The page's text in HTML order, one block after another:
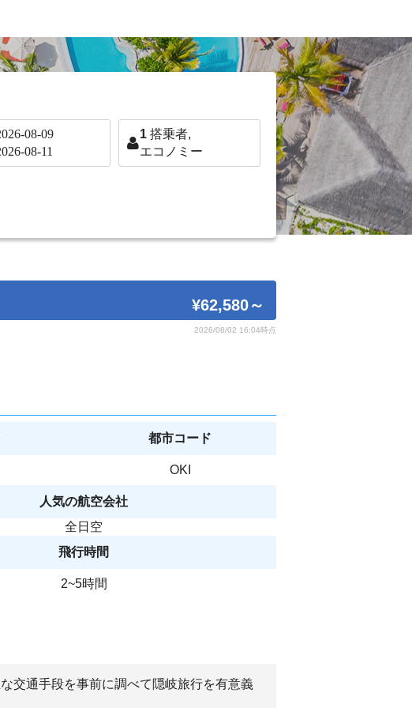
08-09
08-11
1 搭乗者,
エコノミー
¥62,580～
2026/08/02 16:04時点
都市コード
OKI
人気の航空会社
全日空
飛行時間
2~5時間
交通手段を事前に調べて隠岐旅行を有意義